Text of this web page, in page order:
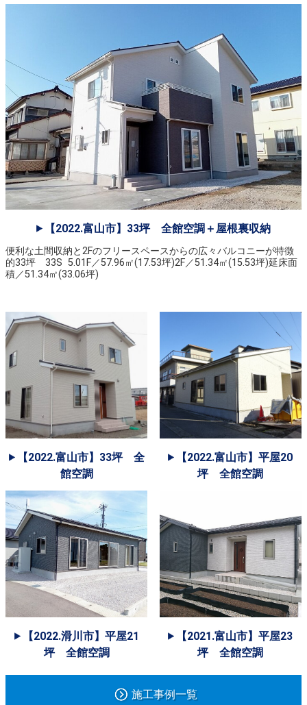
【2022.富山市】33坪 全館空調＋屋根裏収納
便利な土間収納と2Fのフリースペースからの広々バルコニーが特徴
的33坪 33S 5.01F／57.96㎡(17.53坪)2F／51.34㎡(15.53坪)延床面
積／51.34㎡(33.06坪)
【2022.富山市】33坪 全
館空調
【2022.富山市】平屋20
坪 全館空調
【2022.滑川市】平屋21
坪 全館空調
【2021.富山市】平屋23
坪 全館空調
施工事例一覧